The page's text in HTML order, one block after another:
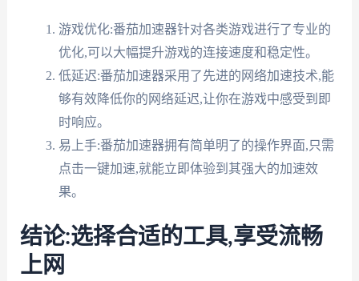
游戏优化:番茄加速器针对各类游戏进行了专业的
优化,可以大幅提升游戏的连接速度和稳定性。
低延迟:番茄加速器采用了先进的网络加速技术,能
够有效降低你的网络延迟,让你在游戏中感受到即
时响应。
易上手:番茄加速器拥有简单明了的操作界面,只需
点击一键加速,就能立即体验到其强大的加速效
果。
结论:选择合适的工具,享受流畅
上网